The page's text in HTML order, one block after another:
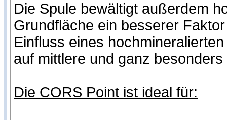
Die Spule bewältigt außerdem
Grundfläche ein besserer
Einfluss eines
auf mittlere und ganz
Die CORS Point ist ideal für: